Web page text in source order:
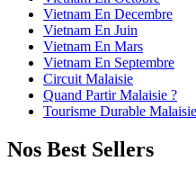
Vietnam En Decembre
Vietnam En Juin
Vietnam En Mars
Vietnam En Septembre
Circuit Malaisie
Quand Partir Malaisie ?
Tourisme Durable Malaisie
Nos Best Sellers